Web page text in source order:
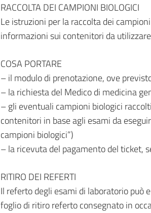
RACCOLTA DEI CAMPIONI BIOLOGICI
Le istruzioni per la raccolta dei
informazioni sui contenitori da
COSA PORTARE
– il modulo di prenotazione, ove
– la richiesta del Medico di medicina
– gli eventuali campioni biologici
contenitori in base agli esami da
campioni biologici”)
– la ricevuta del pagamento del ticket,
RITIRO DEI REFERTI
Il referto degli esami di laboratorio può
foglio di ritiro referto consegnato in